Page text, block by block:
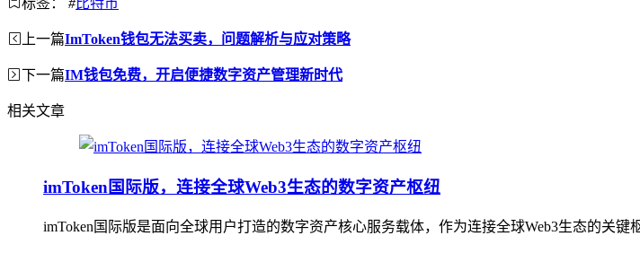
标签： #比特币
上一篇ImToken钱包无法买卖，问题解析与应对策略
下一篇IM钱包免费，开启便捷数字资产管理新时代
相关文章
imToken国际版，连接全球Web3生态的数字资产枢纽
imToken国际版是面向全球用户打造的数字资产核心服务载体，作为连接全球Web3生态的关